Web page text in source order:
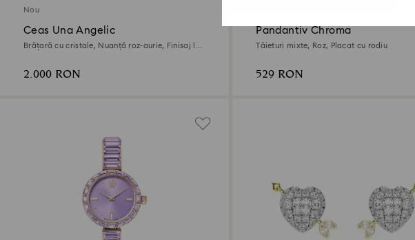
Nou
Ceas Una Angelic
Brățară cu cristale, Nuanță roz-aurie, Finisaj în
2.000 RON
Pandantiv Chroma
Tăieturi mixte, Roz, Placat cu rodiu
529 RON